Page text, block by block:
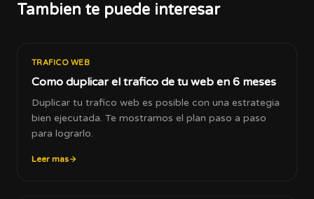
Tambien te puede interesar
TRAFICO WEB
Como duplicar el trafico de tu web en 6 meses
Duplicar tu trafico web es posible con una estrategia
bien ejecutada. Te mostramos el plan paso a paso
para lograrlo.
Leer mas